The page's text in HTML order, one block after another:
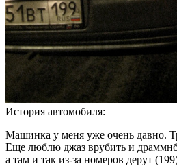
История автомобиля:
Машинка у меня уже очень давно.
Еще люблю джаз врубить и
а там и так из-за номеров дерут